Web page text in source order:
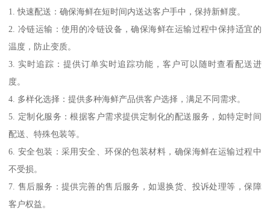
1. 快速配送：确保海鲜在短时间内送达客户手中，保持新鲜度。
2. 冷链运输：使用的冷链设备，确保海鲜在运输过程中保持适宜的
温度，防止变质。
3. 实时追踪：提供订单实时追踪功能，客户可以随时查看配送进
度。
4. 多样化选择：提供多种海鲜产品供客户选择，满足不同需求。
5. 定制化服务：根据客户需求提供定制化的配送服务，如特定时间
配送、特殊包装等。
6. 安全包装：采用安全、环保的包装材料，确保海鲜在运输过程中
不受损。
7. 售后服务：提供完善的售后服务，如退换货、投诉处理等，保障
客户权益。